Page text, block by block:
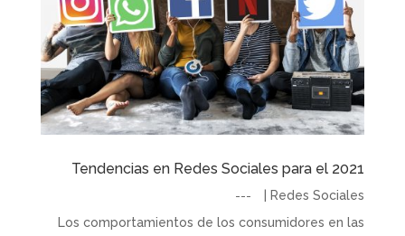
Tendencias en Redes Sociales para el 2021
Redes Sociales
Los comportamientos de los consumidores en las